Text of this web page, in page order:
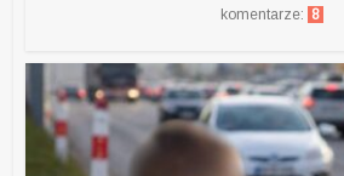
komentarze: 8